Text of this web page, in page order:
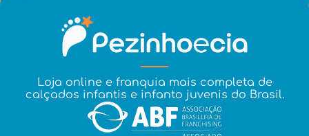
Loja online e franquia mais completa de
calçados infantis e infanto juvenis do Brasil.